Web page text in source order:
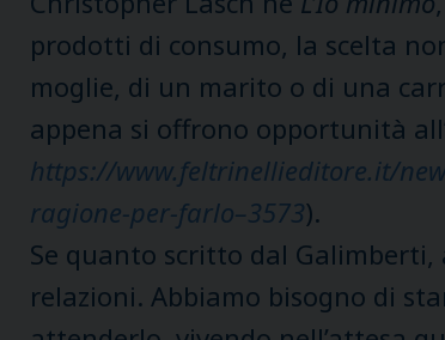
prodotti di consumo, la scelta
moglie, di un marito o di una
appena si offrono opportunità
https://www.feltrinellieditore.it/
ragione-per-farlo–3573).
Se quanto scritto dal
relazioni. Abbiamo bisogno di